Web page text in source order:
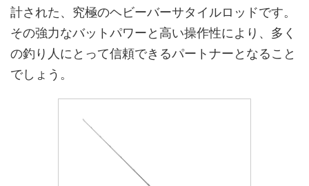
計された、究極のヘビーバーサタイルロッドです。
その強力なバットパワーと高い操作性により、多く
の釣り人にとって信頼できるパートナーとなること
でしょう。